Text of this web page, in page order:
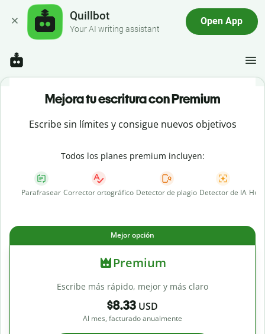
Quillbot
Your AI writing assistant
Open App
Mejora tu escritura con Premium
Escribe sin límites y consigue nuevos objetivos
Todos los planes premium incluyen:
Parafrasear Corrector ortográfico Detector de plagio Detector de IA
Mejor opción
Premium
Escribe más rápido, mejor y más claro
$8.33 USD
Al mes, facturado anualmente